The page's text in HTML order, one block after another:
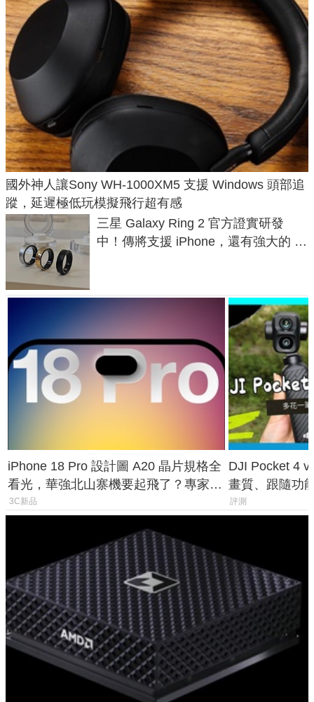
國外神人讓Sony WH-1000XM5 支援 Windows 頭部追
蹤，延遲極低玩模擬飛行超有感
三星 Galaxy Ring 2 官方證實研發
中！傳將支援 iPhone，還有強大的 AI
iPhone 18 Pro 設計圖 A20 晶片規格全
看光，華強北山寨機要起飛了？專家曝
山寨機無法復刻兩大關鍵
3C新品
DJI Pocket 4
畫質、跟隨功
一次看懂兩台
評測